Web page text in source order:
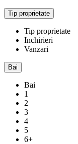
Tip proprietate
Tip proprietate
Inchirieri
Vanzari
Bai
Bai
1
2
3
4
5
6+